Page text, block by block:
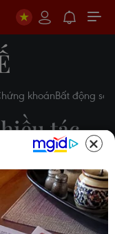
khoánBất động sản
tác
công
4